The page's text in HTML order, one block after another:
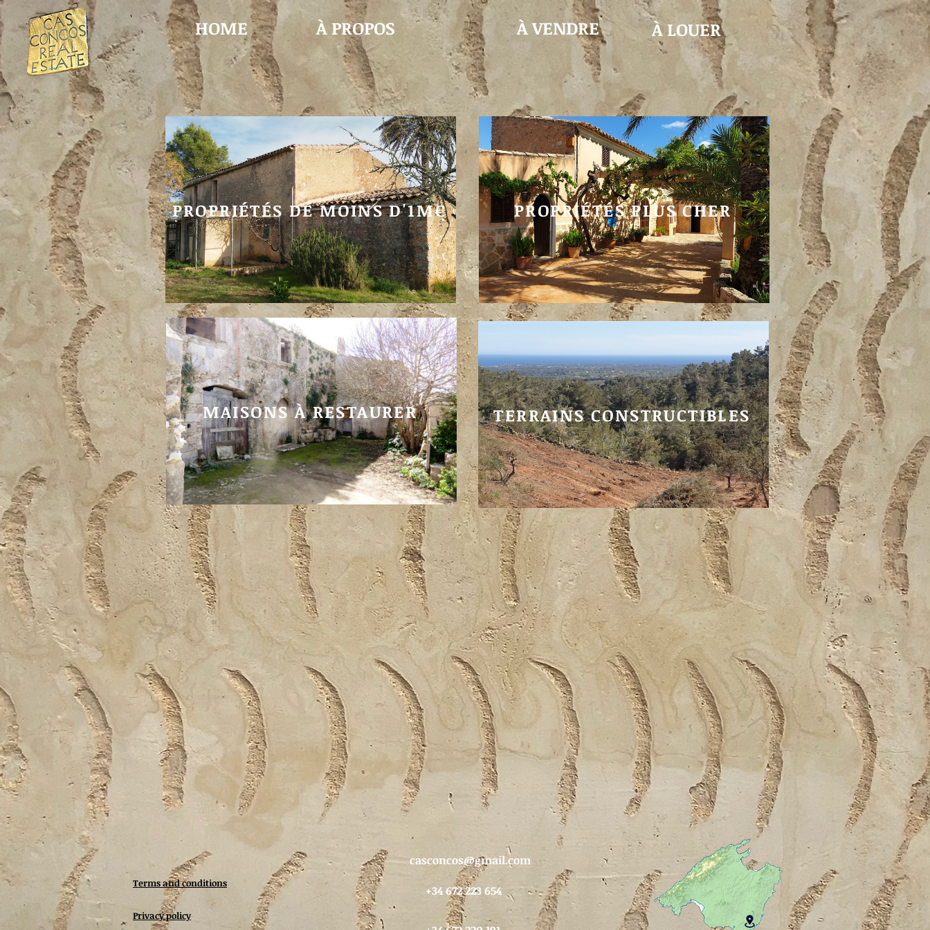
HOME À PROPOS À VENDRE À LOUER
PROPRIÉTÉS DE MOINS D'1M€ PROPRIÉTÉS PLUS CHER
MAISONS À RESTAURER TERRAINS CONSTRUCTIBLES
casconcos@gmail.com
Terms and conditions +34 672 223 654
Privacy policy